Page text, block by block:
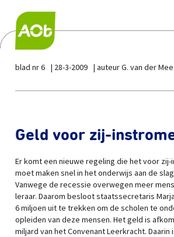
blad nr 6 28-3-2009 auteur G. van der Mee
Geld voor zij-
Er komt een nieuwe regeling die het voor
moet maken snel in het onderwijs aan de
Vanwege de recessie overwegen meer
leraar. Daarom besloot staatssecretaris
6 miljoen uit te trekken om de scholen te
opleiden van deze mensen. Het geld is
miljard van het Convenant Leerkracht.